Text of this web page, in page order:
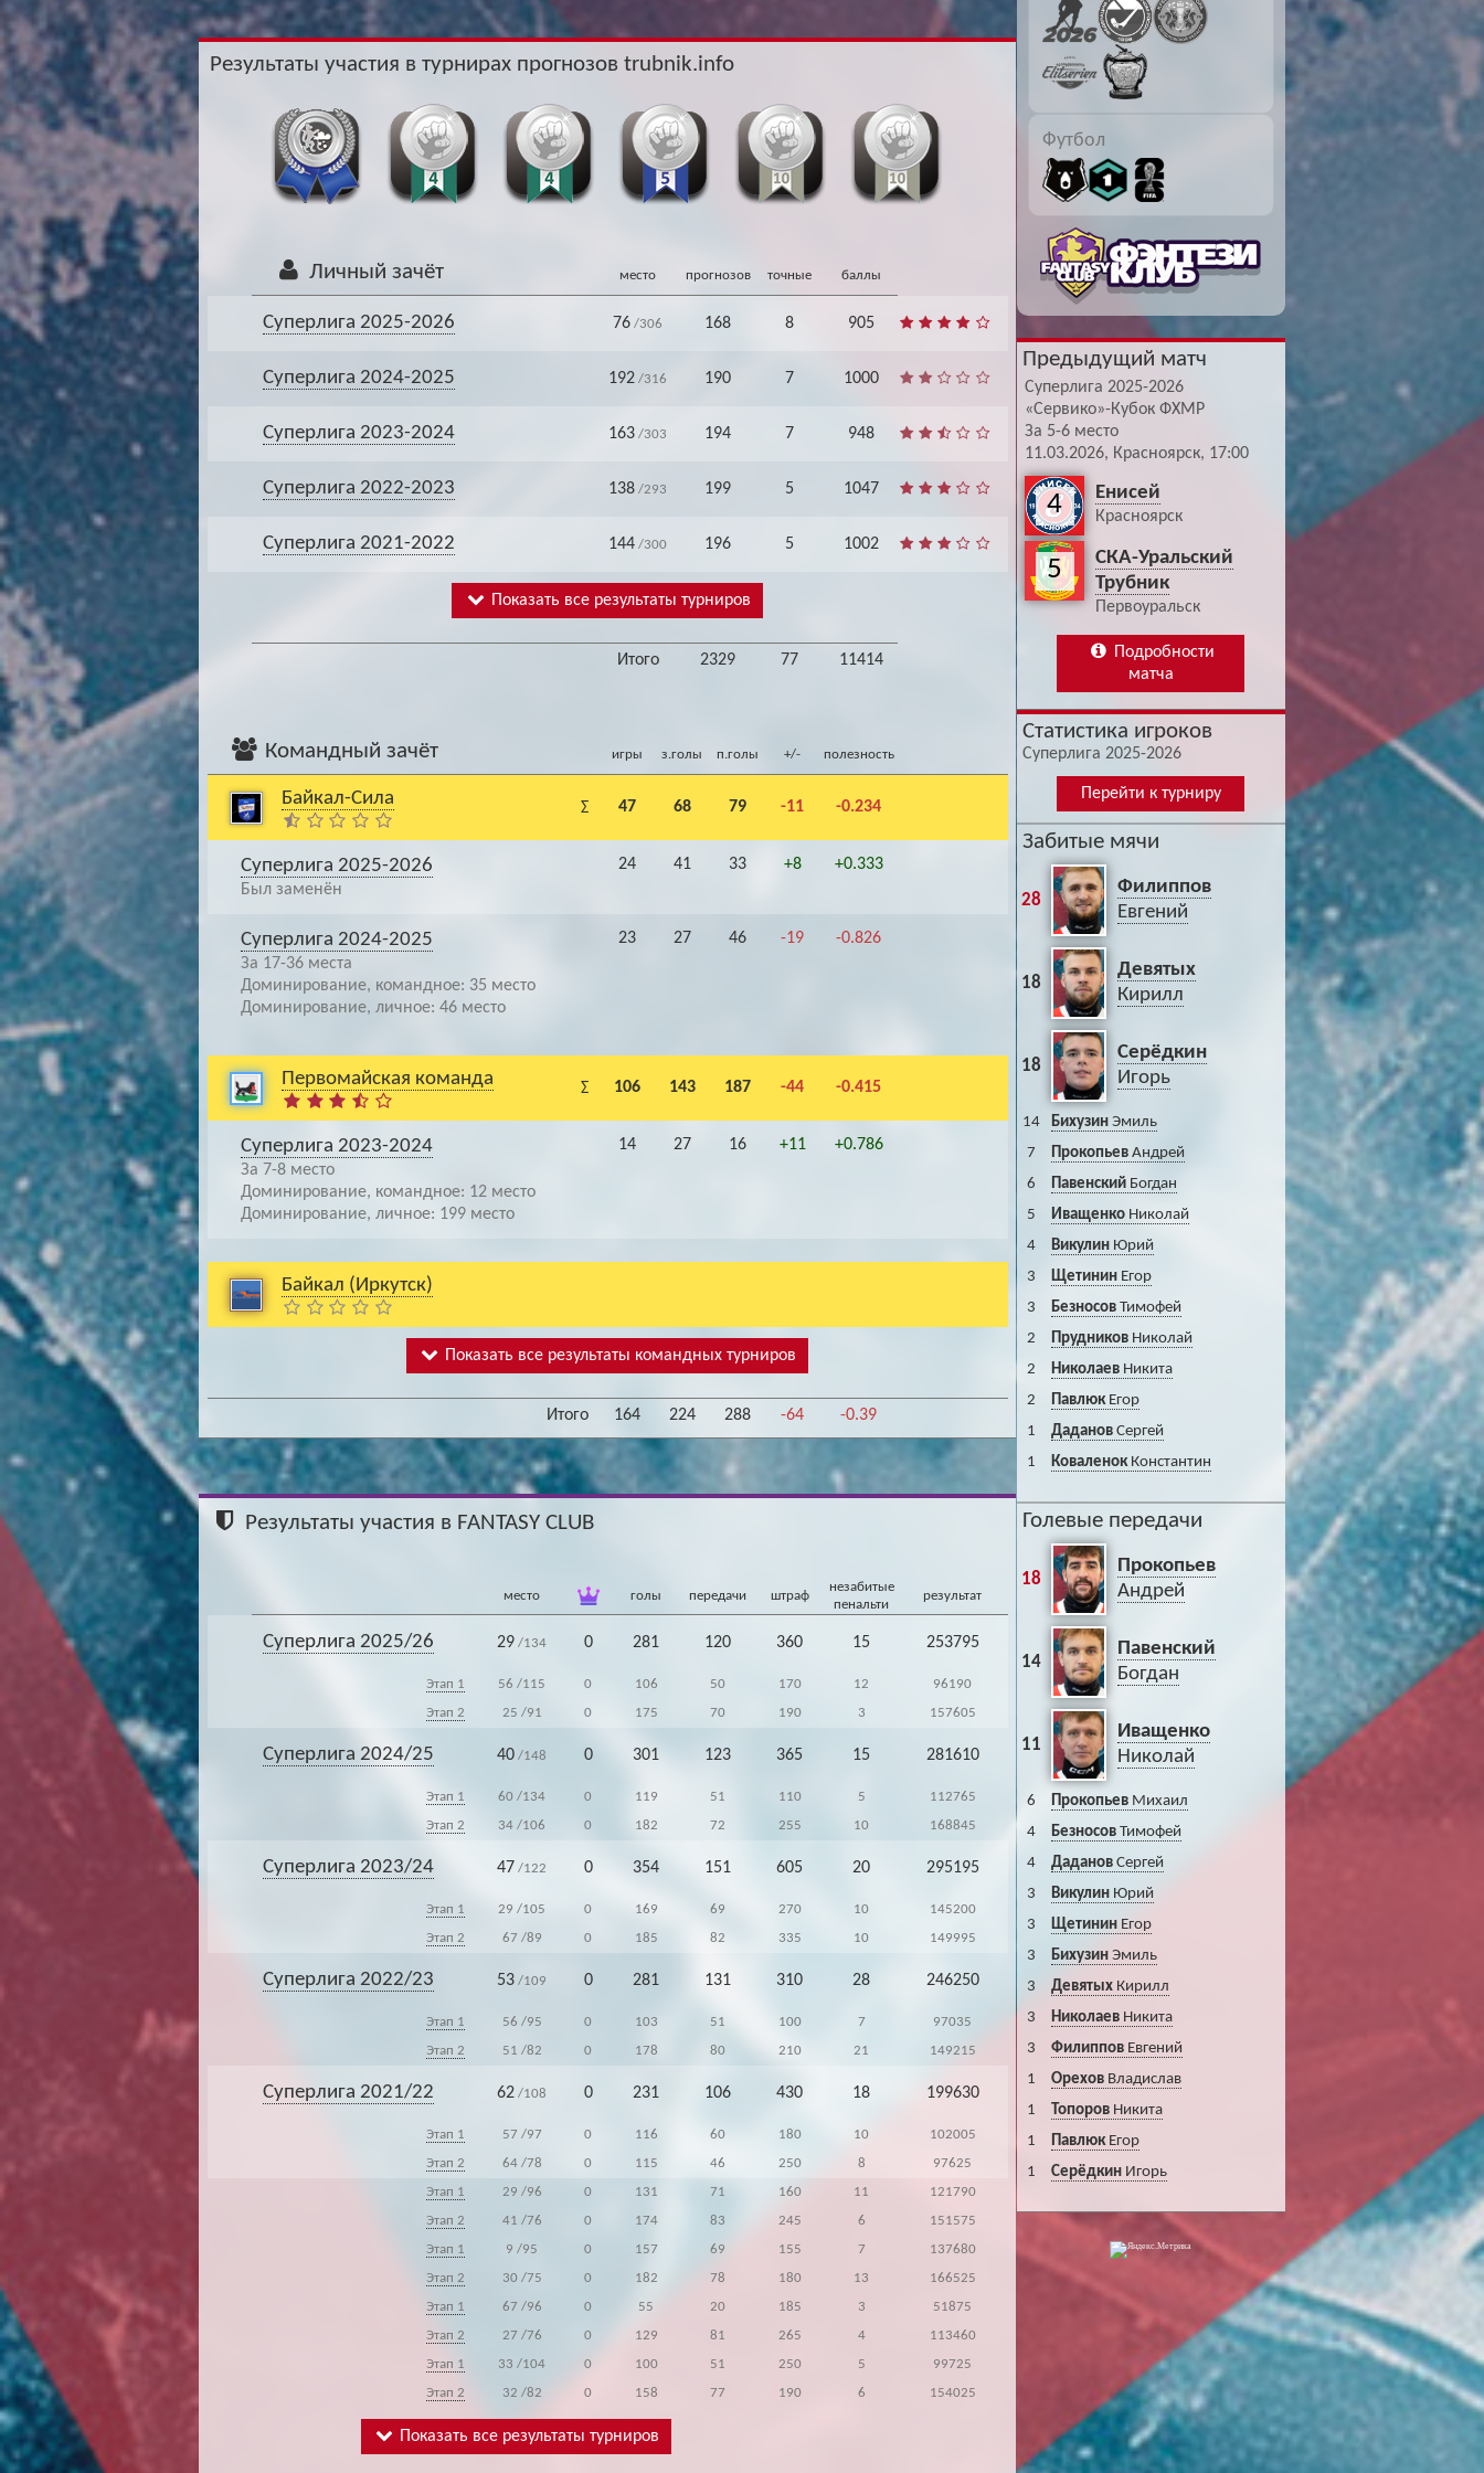
Футбол — ЛЧ
Хоккей — КХЛ
Буч: блог болельщика
Hound: блог болельщика
Результаты участия в турнирах прогнозов trubnik.info
Личный зачёт место прогнозов точные баллы
Суперлига 2025-2026 76 /306 168 8 905
Суперлига 2024-2025 192 /316 190 7 1000
Суперлига 2023-2024 163 /303 194 7 948
Суперлига 2022-2023 138 /293 199 5 1047
Суперлига 2021-2022 144 /300 196 5 1002
Показать все результаты турниров
Итого 2329 77 11414
Командный зачёт игры з.голы п.голы +/- полезность
Байкал-Сила Σ 47 68 79 -11 -0.234
Суперлига 2025-2026
Был заменён
24 41 33 +8 +0.333
Суперлига 2024-2025
За 17-36 места
Доминирование, командное: 35 место
Доминирование, личное: 46 место
23 27 46 -19 -0.826
Первомайская команда Σ 106 143 187 -44 -0.415
Суперлига 2023-2024
За 7-8 место
Доминирование, командное: 12 место
Доминирование, личное: 199 место
14 27 16 +11 +0.786
Байкал (Иркутск)
Показать все результаты командных турниров
Итого 164 224 288 -64 -0.39
Результаты участия в FANTASY CLUB
место голы передачи штраф
незабитые
пенальти
результат
Суперлига 2025/26 29 /134 0 281 120 360 15 253795
Этап 1 56 /115 0 106 50 170 12
96190
Этап 2
25 /91 0 175 70 190 3 157605
Суперлига 2024/25 40 /148 0 301 123 365 15 281610
Этап 1 60 /134 0 119 51 110 5
112765
Этап 2
34 /106 0 182 72 255 10 168845
Суперлига 2023/24 47 /122 0 354 151 605 20 295195
Этап 1 29 /105 0 169 69 270 10
145200
Этап 2
67 /89 0 185 82 335 10 149995
Суперлига 2022/23 53 /109 0 281 131 310 28 246250
Этап 1 56 /95 0 103 51 100 7
97035
Этап 2
51 /82 0 178 80 210 21 149215
Суперлига 2021/22 62 /108 0 231 106 430 18 199630
Этап 1 57 /97 0 116 60 180 10
102005
Этап 2
64/78 0 115 46 250 8
97625
Этап 1
29 /96 0 131 71 160 11
121790
Этап 2
41 /76 0 174 83 245 6
151575
Этап 1
9 /95 0 157 69 155 7
137680
Этап 2
30 /75 0 182 78 180 13
166525
Этап 1
67 /96 0 55 20 185 3
51875
Этап 2
27 /76 0 129 81 265 4
113460
Этап 1
33 /104 0 100 51 250 5
99725
Этап 2
32 /82 0 158 77 190 6 154025
Показать все результаты турниров
Футбол
Предыдущий матч
Суперлига 2025-2026
«Сервико»-Кубок ФХМР
За 5-6 место
11.03.2026, Красноярск, 17:00
4 Енисей
Красноярск
5
СКА-Уральский
Трубник
Первоуральск
Подробности
матча
Статистика игроков
Суперлига 2025-2026
Перейти к турниру
Забитые мячи
28
Филиппов
Евгений
18
Девятых
Кирилл
18
Серёдкин
Игорь
14 БихузинЭмиль
7
ПрокопьевАндрей
6
ПавенскийБогдан
5
ИващенкоНиколай
4
ВикулинЮрий
3
ЩетининЕгор
3
БезносовТимофей
2
ПрудниковНиколай
2
НиколаевНикита
2
ПавлюкЕгор
1
ДадановСергей
1
КоваленокКонстантин
Голевые передачи
18
Прокопьев
Андрей
14
Павенский
Богдан
11
Иващенко
Николай
6 ПрокопьевМихаил
4
БезносовТимофей
4
ДадановСергей
3
ВикулинЮрий
3
ЩетининЕгор
3
БихузинЭмиль
3
ДевятыхКирилл
3
НиколаевНикита
3
ФилипповЕвгений
1
ОреховВладислав
1
ТопоровНикита
1
ПавлюкЕгор
1
СерёдкинИгорь